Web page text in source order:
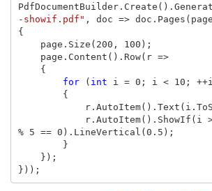
PdfDocumentBuilder. Create ().
-showif.pdf" , doc => doc . Pages ( page
{
page . Size ( 200 , 100 );
page . Content (). Row( r =>
{
for
( int i = 0 ; i < 10 ; ++i
{
r. AutoItem(). Text ( i .
r. AutoItem(). ShowIf ( i
%
5 == 0 ). LineVertical ( 0.5 );
}
});
}));